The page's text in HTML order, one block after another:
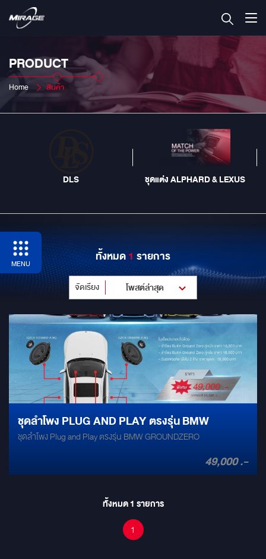
PRODUCT
Home สินค้า
DLS ชุดแต่ง ALPHARD & LEXUS
MENU ทั้งหมด1 รายการ
จัดเรียง โพสต์ล่าสุด
ชุดลำโพง PLUG AND PLAY ตรงรุ่น BMW
ชุดลำโพง Plug and Play ตรงรุ่น BMW GROUNDZERO
49,000 .-
ทั้งหมด1 รายการ
1